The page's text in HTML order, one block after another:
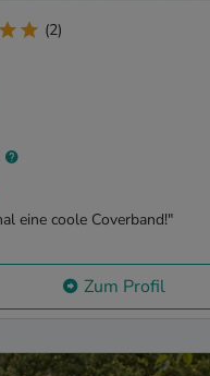
(2)
eine coole Coverband!"
Zum Profil